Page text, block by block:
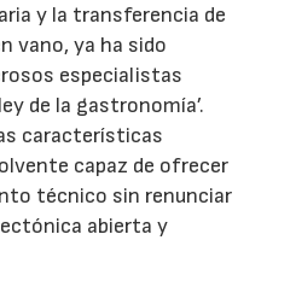
y la transferencia de
vano, ya ha sido
especialistas
de la gastronomía’.
características
capaz de ofrecer
técnico sin renunciar
abierta y